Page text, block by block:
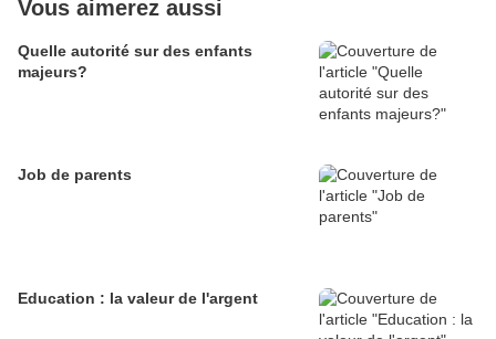
Vous aimerez aussi
Quelle autorité sur des enfants
majeurs?
Job de parents
Education : la valeur de l'argent